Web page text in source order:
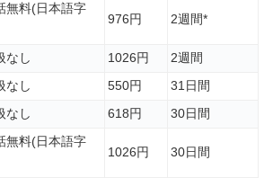
無料(日本語字
976円 2週間*
なし 1026円 2週間
なし 550円 31日間
なし 618円 30日間
無料(日本語字
1026円 30日間